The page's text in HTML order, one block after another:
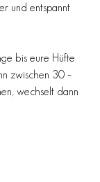
und entspannt
bis eure Hüfte
zwischen 30 –
wechselt dann